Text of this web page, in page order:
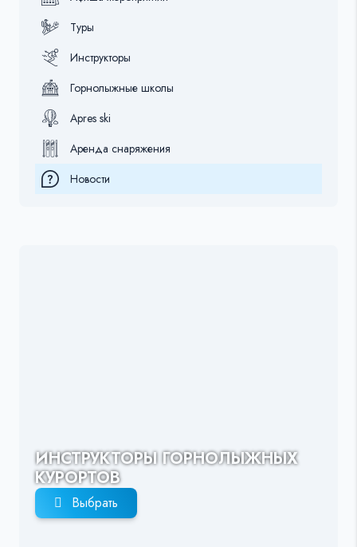
Туры
Инструкторы
Горнолыжные школы
Apres ski
Аренда снаряжения
Новости
ИНСТРУКТОРЫ ГОРНОЛЫЖНЫХ
КУРОРТОВ
Выбрать